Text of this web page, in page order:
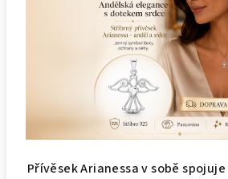
Přívěsek Arianessa v sobě